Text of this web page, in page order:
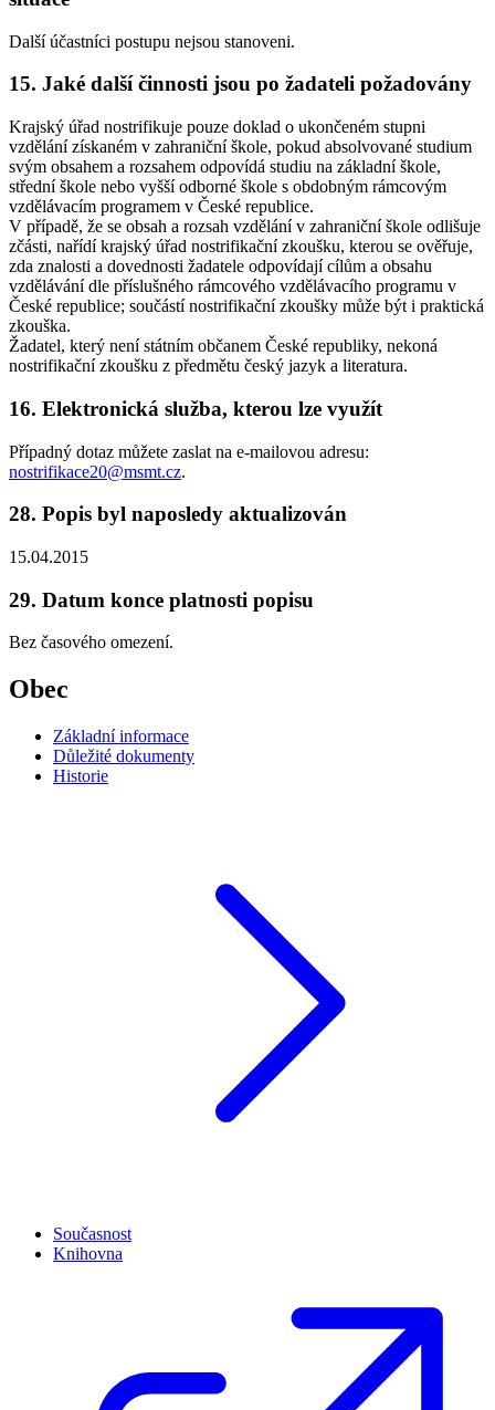
Další účastníci postupu nejsou stanoveni.
15. Jaké další činnosti jsou po žadateli požadovány
Krajský úřad nostrifikuje pouze doklad o ukončeném stupni
vzdělání získaném v zahraniční škole, pokud absolvované studium
svým obsahem a rozsahem odpovídá studiu na základní škole,
střední škole nebo vyšší odborné škole s obdobným rámcovým
vzdělávacím programem v České republice.
V případě, že se obsah a rozsah vzdělání v zahraniční škole odlišuje
zčásti, nařídí krajský úřad nostrifikační zkoušku, kterou se ověřuje,
zda znalosti a dovednosti žadatele odpovídají cílům a obsahu
vzdělávání dle příslušného rámcového vzdělávacího programu v
České republice; součástí nostrifikační zkoušky může být i praktická
zkouška.
Žadatel, který není státním občanem České republiky, nekoná
nostrifikační zkoušku z předmětu český jazyk a literatura.
16. Elektronická služba, kterou lze využít
Případný dotaz můžete zaslat na e-mailovou adresu:
nostrifikace20@msmt.cz.
28. Popis byl naposledy aktualizován
15.04.2015
29. Datum konce platnosti popisu
Bez časového omezení.
Obec
Základní informace
Důležité dokumenty
Historie
Současnost
Knihovna